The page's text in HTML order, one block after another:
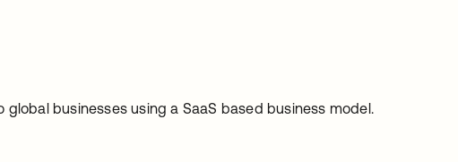
global businesses using a SaaS based business model.